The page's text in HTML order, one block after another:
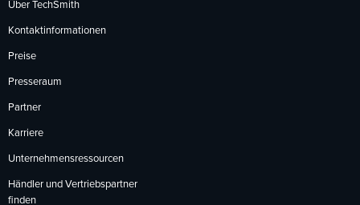
Über TechSmith
Kontaktinformationen
Preise
Presseraum
Partner
Karriere
Unternehmensressourcen
Händler und Vertriebspartner
finden